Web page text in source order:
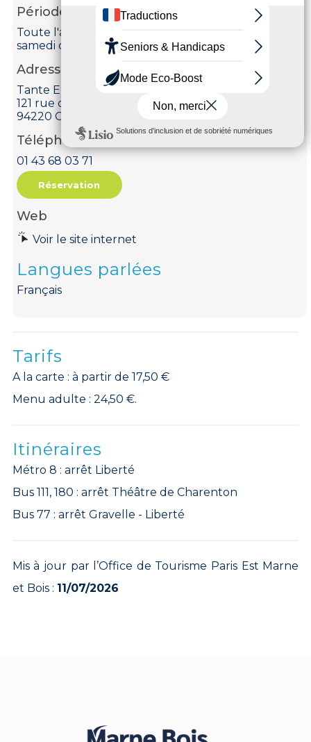
Période d'ouverture
Toute l'année le mardi, mercredi, jeudi, vendredi et
samedi de 11h à 23h.
Adresse
Tante Eugénie
121 rue de Paris
94220 Charenton-le-Pont
Téléphone
01 43 68 03 71
Réservation
Web
Voir le site internet
Langues parlées
Français
Tarifs
A la carte : à partir de 17,50 €
Menu adulte : 24,50 €.
Itinéraires
Métro 8 : arrêt Liberté
Bus 111, 180 : arrêt Théâtre de Charenton
Bus 77 : arrêt Gravelle - Liberté
Mis à jour par l’Office de Tourisme Paris Est Marne
et Bois : 11/07/2026